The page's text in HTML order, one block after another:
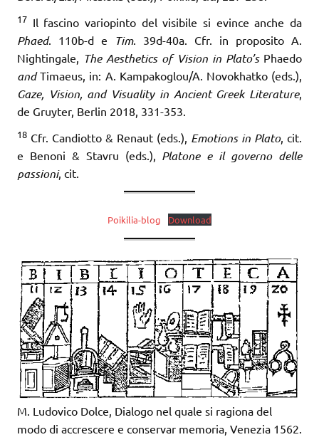
17 Il fascino variopinto del visibile si evince anche da
Phaed. 110b-d e Tim. 39d-40a. Cfr. in proposito A.
Nightingale, The Aesthetics of Vision in Plato’s Phaedo
andTimaeus, in: A. Kampakoglou/A. Novokhatko (eds.),
Gaze, Vision, and Visu­ality in Ancient Greek Literature,
de Gruyter, Berlin 2018, 331-353.
18 Cfr. Candiotto & Renaut (eds.), Emotions in Plato, cit.
e Benoni & Stavru (eds.), Platone e il governo delle
passioni, cit.
Poikilia-blog Download
M. Ludovico Dolce, Dialogo nel quale si ragiona del
modo di accrescere e conservar memoria, Venezia 1562.